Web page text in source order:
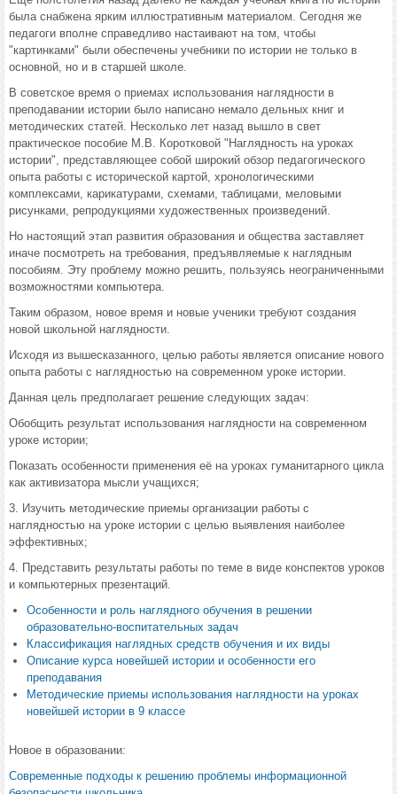
была снабжена ярким иллюстративным материалом. Сегодня же
педагоги вполне справедливо настаивают на том, чтобы
"картинками" были обеспечены учебники по истории не только в
основной, но и в старшей школе.
В советское время о приемах использования наглядности в
преподавании истории было написано немало дельных книг и
методических статей. Несколько лет назад вышло в свет
практическое пособие М.В. Коротковой "Наглядность на уроках
истории", представляющее собой широкий обзор педагогического
опыта работы с исторической картой, хронологическими
комплексами, карикатурами, схемами, таблицами, меловыми
рисунками, репродукциями художественных произведений.
Но настоящий этап развития образования и общества заставляет
иначе посмотреть на требования, предъявляемые к наглядным
пособиям. Эту проблему можно решить, пользуясь неограниченными
возможностями компьютера.
Таким образом, новое время и новые ученики требуют создания
новой школьной наглядности.
Исходя из вышесказанного, целью работы является описание нового
опыта работы с наглядностью на современном уроке истории.
Данная цель предполагает решение следующих задач:
Обобщить результат использования наглядности на современном
уроке истории;
Показать особенности применения её на уроках гуманитарного цикла
как активизатора мысли учащихся;
3. Изучить методические приемы организации работы с
наглядностью на уроке истории с целью выявления наиболее
эффективных;
4. Представить результаты работы по теме в виде конспектов уроков
и компьютерных презентаций.
Особенности и роль наглядного обучения в решении
образовательно-воспитательных задач
Классификация наглядных средств обучения и их виды
Описание курса новейшей истории и особенности его
преподавания
Методические приемы использования наглядности на уроках
новейшей истории в 9 классе
Новое в образовании:
Современные подходы к решению проблемы информационной